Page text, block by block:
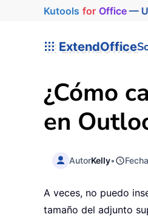
Kutools for Office—
ExtendOffice
¿Cómo
en
AutorKelly•
A veces, no puedo
tamaño del adjunto